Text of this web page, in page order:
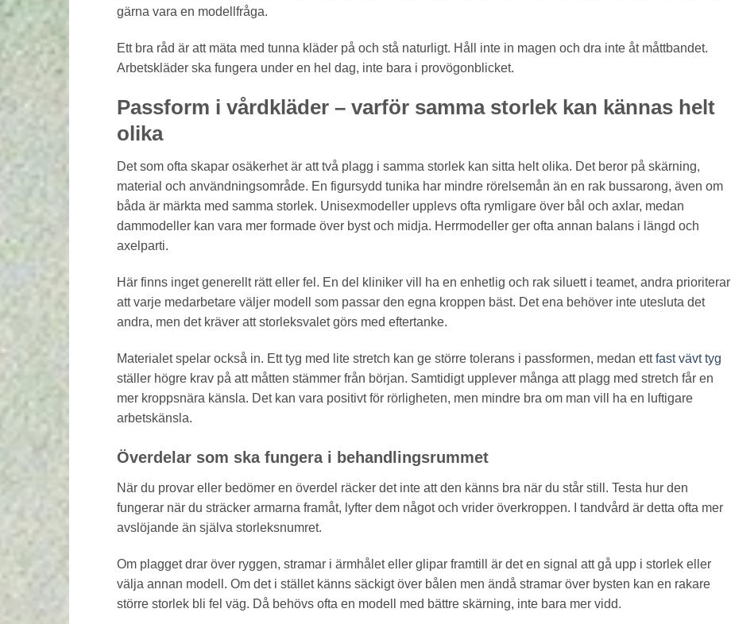
gärna vara en modellfråga.
Ett bra råd är att mäta med tunna kläder på och stå naturligt. Håll inte in magen och dra inte åt måttbandet.
Arbetskläder ska fungera under en hel dag, inte bara i provögonblicket.
Passform i vårdkläder – varför samma storlek kan kännas helt
olika
Det som ofta skapar osäkerhet är att två plagg i samma storlek kan sitta helt olika. Det beror på skärning,
material och användningsområde. En figursydd tunika har mindre rörelsemån än en rak bussarong, även om
båda är märkta med samma storlek. Unisexmodeller upplevs ofta rymligare över bål och axlar, medan
dammodeller kan vara mer formade över byst och midja. Herrmodeller ger ofta annan balans i längd och
axelparti.
Här finns inget generellt rätt eller fel. En del kliniker vill ha en enhetlig och rak siluett i teamet, andra prioriterar
att varje medarbetare väljer modell som passar den egna kroppen bäst. Det ena behöver inte utesluta det
andra, men det kräver att storleksvalet görs med eftertanke.
Materialet spelar också in. Ett tyg med lite stretch kan ge större tolerans i passformen, medan ettfast vävt tyg
ställer högre krav på att måtten stämmer från början. Samtidigt upplever många att plagg med stretch får en
mer kroppsnära känsla. Det kan vara positivt för rörligheten, men mindre bra om man vill ha en luftigare
arbetskänsla.
Överdelar som ska fungera i behandlingsrummet
När du provar eller bedömer en överdel räcker det inte att den känns bra när du står still. Testa hur den
fungerar när du sträcker armarna framåt, lyfter dem något och vrider överkroppen. I tandvård är detta ofta mer
avslöjande än själva storleksnumret.
Om plagget drar över ryggen, stramar i ärmhålet eller glipar framtill är det en signal att gå upp i storlek eller
välja annan modell. Om det i stället känns säckigt över bålen men ändå stramar över bysten kan en rakare
större storlek bli fel väg. Då behövs ofta en modell med bättre skärning, inte bara mer vidd.